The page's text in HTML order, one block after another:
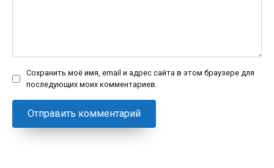
Сохранить моё имя, email и адрес сайта в этом браузере для
последующих моих комментариев.